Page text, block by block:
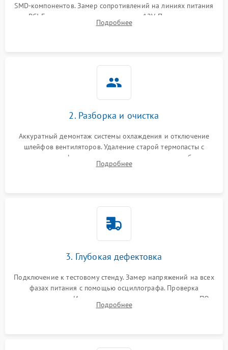
Механические повреждения
SMD-компонентов. Замер сопротивлений на линиях питания
PCI-E и дополнительных разъемах 12V. Проверка на
короткое замыкание основных дросселей питания GPU и
Подробнее
2. Разборка и очистка
Аккуратный демонтаж системы охлаждения и отключение
шлейфов вентиляторов. Удаление старой термопасты с
кристалла графического чипа и термопрокладок с банок
памяти и зоны VRM. Очистка платы от пыли и окислов.
Подробнее
3. Глубокая дефектовка
Подключение к тестовому стенду. Замер напряжений на всех
фазах питания с помощью осциллографа. Проверка
инициализации. Использование специализированного ПО
MATS
Подробнее